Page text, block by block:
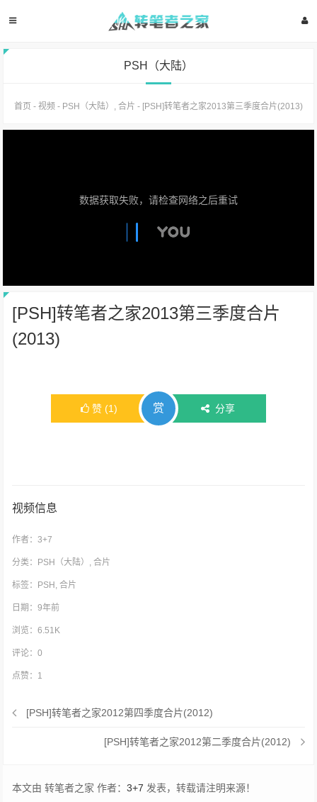
PSH（大陆）
首页 - 视频 - PSH（大陆） , 合片 - [PSH]转笔者之家2013第三季度合片(2013)
数据获取失败，请检查网络之后重试
[PSH]转笔者之家2013第三季度合片
(2013)
赞 (1) 赏 分享
视频信息
作者：3+7
分类： PSH（大陆） ,合片
标签： PSH ,合片
日期：9年前
浏览：6.51K
评论：0
点赞： 1
[PSH]转笔者之家2012第四季度合片(2012)
[PSH]转笔者之家2012第二季度合片(2012)
本文由 转笔者之家 作者：3+7 发表，转载请注明来源！